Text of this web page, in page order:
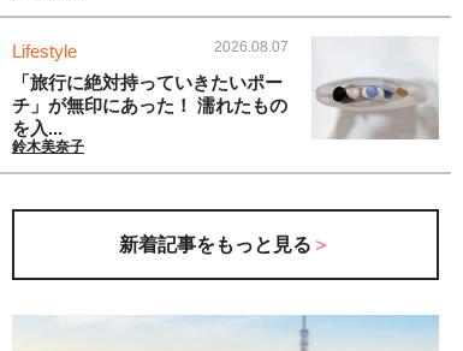
Lifestyle 2026.08.07
「旅行に絶対持っていきたいポー
チ」が無印にあった！ 濡れたもの
を入...
鈴木美奈子
新着記事をもっと見る